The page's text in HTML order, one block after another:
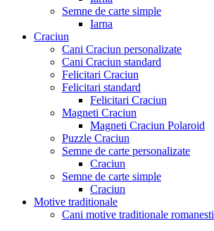
Semne de carte simple
Iarna
Craciun
Cani Craciun personalizate
Cani Craciun standard
Felicitari Craciun
Felicitari standard
Felicitari Craciun
Magneti Craciun
Magneti Craciun Polaroid
Puzzle Craciun
Semne de carte personalizate
Craciun
Semne de carte simple
Craciun
Motive traditionale
Cani motive traditionale romanesti